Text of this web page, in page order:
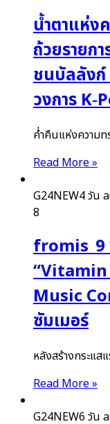
น้ำตาแห่ง
ถ้วยรายก
ชนบัลลังก์
วงการ
ค่ำคืนแห่งความท
Read More »
G24NEW4 วัน
8
fromis_9
“Vitamin
Music
ซัมเมอร์
หลังสร้างกระแส
Read More »
G24NEW6 วัน